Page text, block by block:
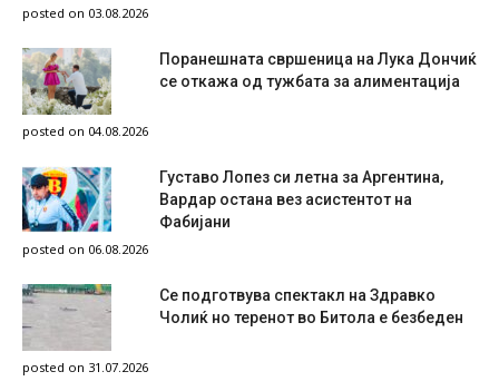
posted on 03.08.2026
Поранешната свршеница на Лука Дончиќ
се откажа од тужбата за алиментација
posted on 04.08.2026
Густаво Лопез си летна за Аргентина,
Вардар остана вез асистентот на
Фабијани
posted on 06.08.2026
Се подготвува спектакл на Здравко
Чолиќ но теренот во Битола е безбеден
posted on 31.07.2026